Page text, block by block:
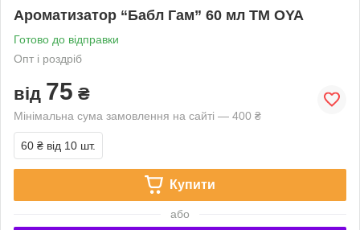
Ароматизатор “Бабл Гам” 60 мл ТМ OYA
Готово до відправки
Опт і роздріб
від 75 ₴
Мінімальна сума замовлення на сайті — 400 ₴
60 ₴ від 10 шт.
Купити
або